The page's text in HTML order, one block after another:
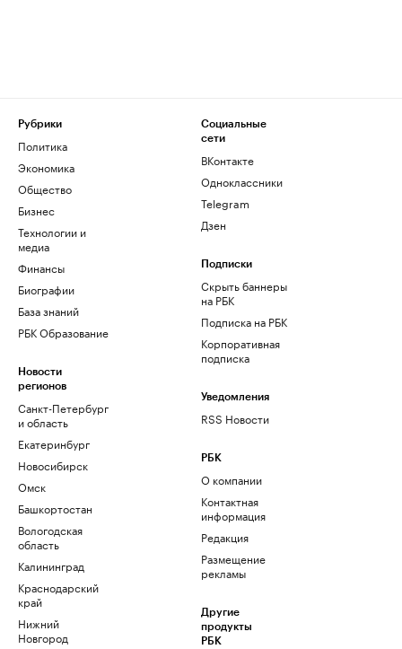
Рубрики
Политика
Экономика
Общество
Бизнес
Технологии и
медиа
Финансы
Биографии
База знаний
РБК Образование
Новости
регионов
Санкт-Петербург
и область
Екатеринбург
Новосибирск
Омск
Башкортостан
Вологодская
область
Калининград
Краснодарский
край
Нижний
Новгород
Социальные
сети
ВКонтакте
Одноклассники
Telegram
Дзен
Подписки
Скрыть баннеры
на РБК
Подписка на РБК
Корпоративная
подписка
Уведомления
RSS Новости
РБК
О компании
Контактная
информация
Редакция
Размещение
рекламы
Другие
продукты
РБК